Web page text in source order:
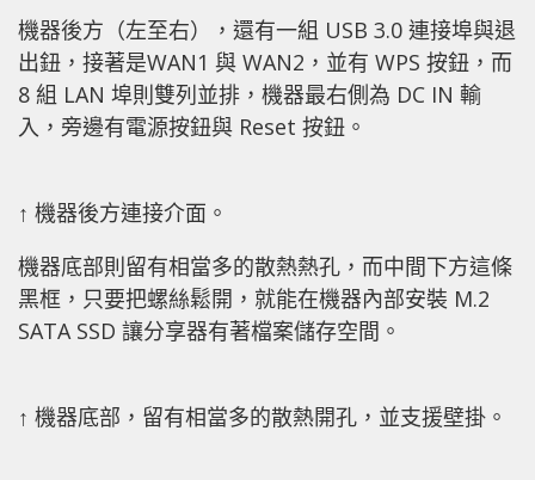
機器後方（左至右），還有一組 USB 3.0 連接埠與退
出鈕，接著是WAN1 與 WAN2，並有 WPS 按鈕，而
8 組 LAN 埠則雙列並排，機器最右側為 DC IN 輸
入，旁邊有電源按鈕與 Reset 按鈕。
↑ 機器後方連接介面。
機器底部則留有相當多的散熱熱孔，而中間下方這條
黑框，只要把螺絲鬆開，就能在機器內部安裝 M.2
SATA SSD 讓分享器有著檔案儲存空間。
↑ 機器底部，留有相當多的散熱開孔，並支援壁掛。